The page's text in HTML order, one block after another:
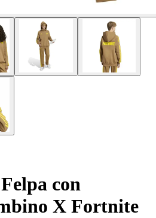
Felpa con
X Fortnite